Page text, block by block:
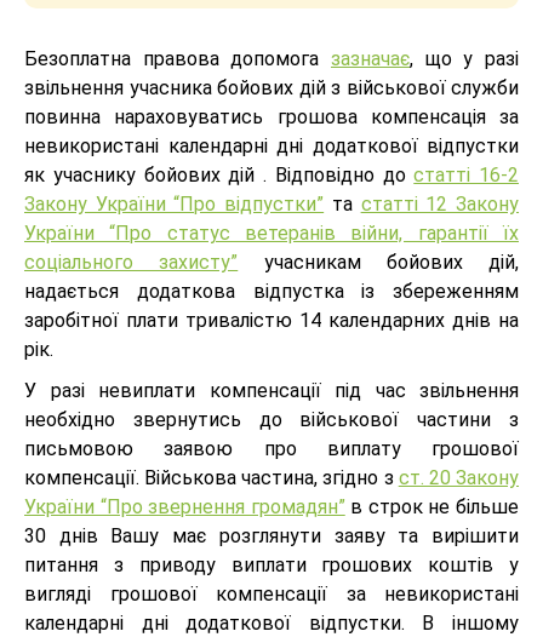
Безоплатна правова допомога зазначає, що у разі
звільнення учасника бойових дій з військової служби
повинна нараховуватись грошова компенсація за
невикористані календарні дні додаткової відпустки
як учаснику бойових дій . Відповідно достатті 16-2
Закону України “Про відпустки” та статті 12 Закону
України “Про статус ветеранів війни, гарантії їх
соціального захисту” учасникам бойових дій,
надається додаткова відпустка із збереженням
заробітної плати тривалістю 14 календарних днів на
рік.
У разі невиплати компенсації під час звільнення
необхідно звернутись до військової частини з
письмовою заявою про виплату грошової
компенсації. Військова частина, згідно з ст. 20 Закону
України “Про звернення громадян”в строк не більше
30 днів Вашу має розглянути заяву та вирішити
питання з приводу виплати грошових коштів у
вигляді грошової компенсації за невикористані
календарні дні додаткової відпустки. В іншому